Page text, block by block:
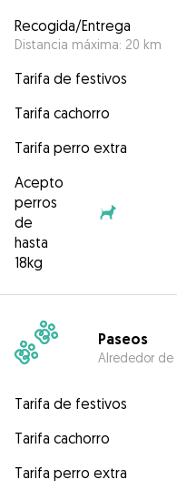
Recogida/Entrega
Distancia máxima: 20 km
Tarifa de festivos
Tarifa cachorro
Tarifa perro extra
Acepto
perros
de
hasta
18kg
Paseos
Alrededor de
Tarifa de festivos
Tarifa cachorro
Tarifa perro extra